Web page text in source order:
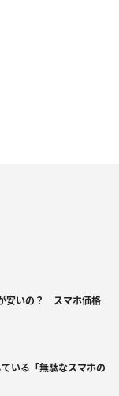
安いの？ スマホ価格
いる「無駄なスマホの